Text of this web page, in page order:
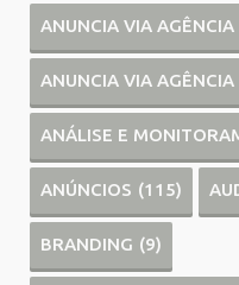
ANUNCIA VIA
ANUNCIA VIA
ANÁLISE E
ANÚNCIOS (115)
BRANDING (9)